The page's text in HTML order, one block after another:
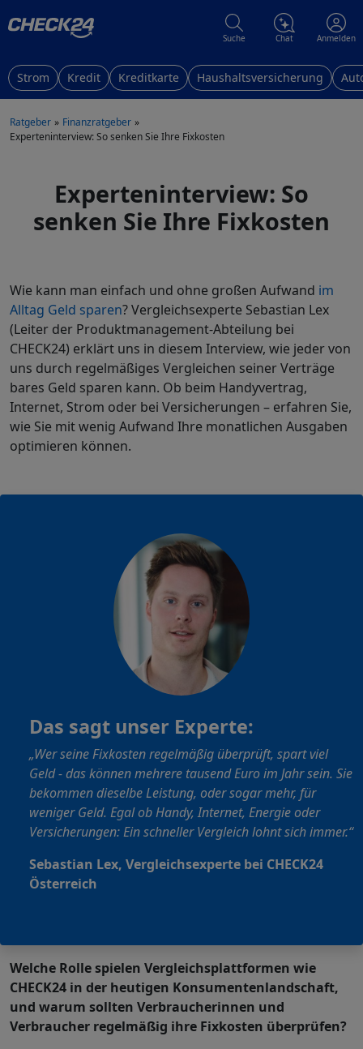
Suche Chat Anmelden
Strom Kredit Kreditkarte Haushaltsversicherung
Ratgeber
Finanzratgeber
Experteninterview: So senken Sie Ihre Fixkosten
Experteninterview: So
senken Sie Ihre Fixkosten
Wie kann man einfach und ohne großen Aufwand im
Alltag Geld sparen? Vergleichsexperte Sebastian Lex
(Leiter der Produktmanagement-Abteilung bei
CHECK24) erklärt uns in diesem Interview, wie jeder von
uns durch regelmäßiges Vergleichen seiner Verträge
bares Geld sparen kann. Ob beim Handyvertrag,
Internet, Strom oder bei Versicherungen – erfahren Sie,
wie Sie mit wenig Aufwand Ihre monatlichen Ausgaben
optimieren können.
Das sagt unser Experte:
„Wer seine Fixkosten regelmäßig überprüft, spart viel
Geld - das können mehrere tausend Euro im Jahr sein. Sie
bekommen dieselbe Leistung, oder sogar mehr, für
weniger Geld. Egal ob Handy, Internet, Energie oder
Versicherungen: Ein schneller Vergleich lohnt sich immer.“
Sebastian Lex, Vergleichsexperte bei CHECK24
Österreich
Welche Rolle spielen Vergleichsplattformen wie
CHECK24 in der heutigen Konsumentenlandschaft,
und warum sollten Verbraucherinnen und
Verbraucher regelmäßig ihre Fixkosten überprüfen?